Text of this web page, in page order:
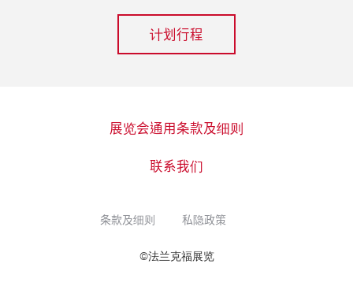
计划行程
展览会通用条款及细则
联系我们
条款及细则 私隐政策
©法兰克福展览